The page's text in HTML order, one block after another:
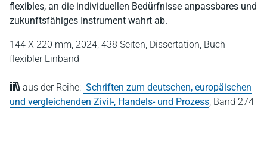
flexibles, an die individuellen Bedürfnisse anpassbares und
zukunftsfähiges Instrument wahrt ab.
144 X 220 mm, 2024, 438 Seiten, Dissertation, Buch
flexibler Einband
aus der Reihe: Schriften zum deutschen, europäischen
und vergleichenden Zivil-, Handels- und Prozess, Band 274